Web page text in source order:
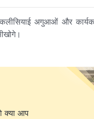
अगुआओं और
क्या आप